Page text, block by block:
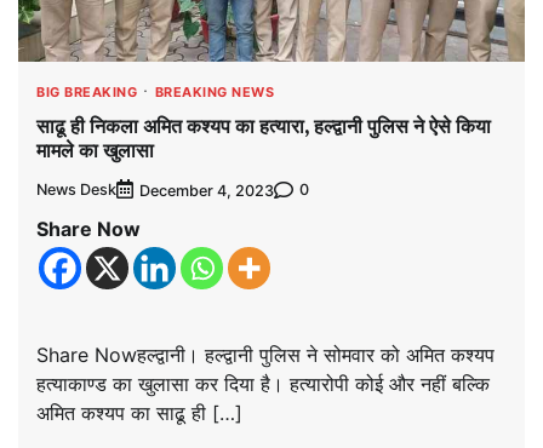
BIG BREAKING BREAKING NEWS
साढू ही निकला अमित कश्यप का हत्यारा, हल्द्वानी पुलिस ने ऐसे किया
मामले का खुलासा
News Desk December 4, 2023 0
Share Now
Share Nowहल्द्वानी। हल्द्वानी पुलिस ने सोमवार को अमित कश्यप
हत्याकाण्ड का खुलासा कर दिया है। हत्यारोपी कोई और नहीं बल्कि
अमित कश्यप का साढू ही […]